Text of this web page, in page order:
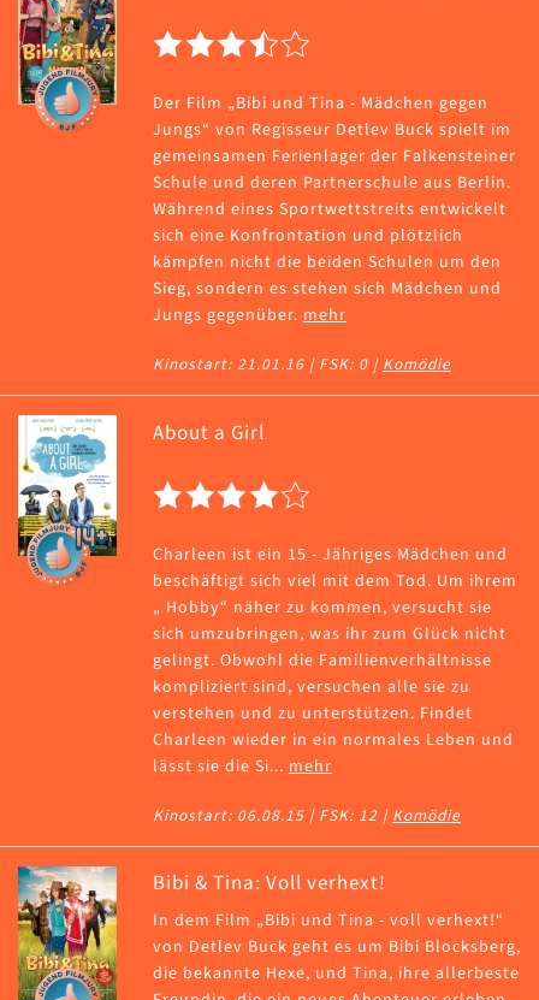
Der Film „Bibi und Tina - Mädchen gegen
Jungs“ von Regisseur Detlev Buck spielt im
gemeinsamen Ferienlager der Falkensteiner
Schule und deren Partnerschule aus Berlin.
Während eines Sportwettstreits entwickelt
sich eine Konfrontation und plötzlich
kämpfen nicht die beiden Schulen um den
Sieg, sondern es stehen sich Mädchen und
Jungs gegenüber. mehr
Kinostart: 21.01.16 | FSK: 0 | Komödie
About a Girl
Charleen ist ein 15 - Jähriges Mädchen und
beschäftigt sich viel mit dem Tod. Um ihrem
„ Hobby“ näher zu kommen, versucht sie
sich umzubringen, was ihr zum Glück nicht
gelingt. Obwohl die Familienverhältnisse
kompliziert sind, versuchen alle sie zu
verstehen und zu unterstützen. Findet
Charleen wieder in ein normales Leben und
lässt sie die Si... mehr
Kinostart: 06.08.15 | FSK: 12 | Komödie
Bibi & Tina: Voll verhext!
In dem Film „Bibi und Tina - voll verhext!“
von Detlev Buck geht es um Bibi Blocksberg,
die bekannte Hexe, und Tina, ihre allerbeste